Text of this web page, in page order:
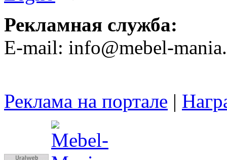
Рекламная служба:
E-mail: info@mebel-
Реклама на портале |